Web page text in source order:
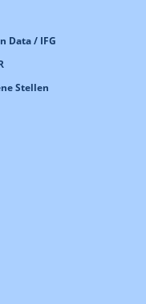
Data / IFG
Stellen